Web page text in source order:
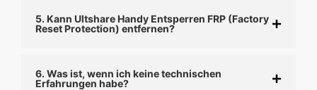
5. Kann Ultshare Handy Entsperren FRP (Factory
Reset Protection) entfernen?
6. Was ist, wenn ich keine technischen
Erfahrungen habe?